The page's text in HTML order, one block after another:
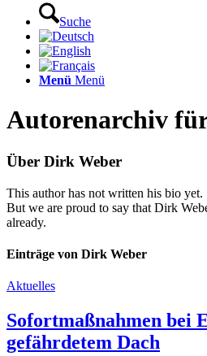
Suche
Menü Menü
Autorenarchiv
Über Dirk Weber
This author has not written his bio yet.
But we are proud to say that Dirk
already.
Einträge von Dirk Weber
Aktuelles
Sofortmaßnahmen bei
gefährdetem Dach